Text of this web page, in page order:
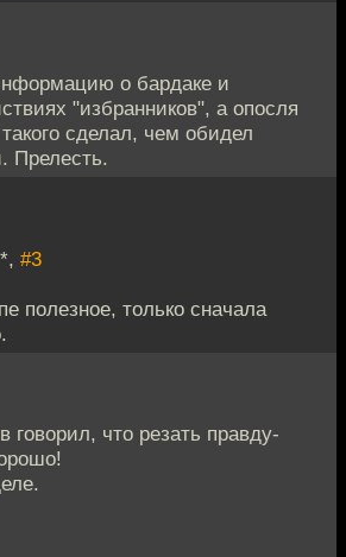
о бардаке и
"избранников", а опосля
сделал, чем обидел
Прелесть.
#3
полезное, только сначала
говорил, что резать правду-